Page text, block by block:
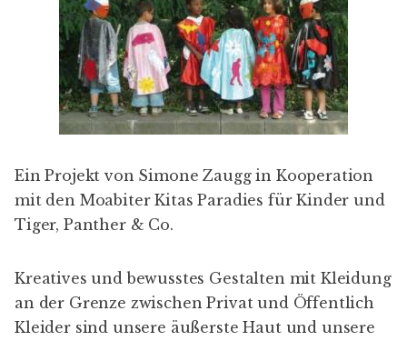
Ein Projekt von Simone Zaugg in Kooperation
mit den Moabiter KitasParadies für Kinder und
Tiger, Panther & Co.
Kreatives und bewusstes Gestalten mit Kleidung
an der Grenze zwischen Privat und Öffentlich
Kleider sind unsere äußerste Haut und unsere